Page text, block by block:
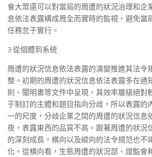
會大眾還可以對當局的周遭的狀況治理和企
息依法表露構成周全而實時的監視，避免當
任務怠于實行。
3.從個體到系統
周遭的狀況信息依法表露的演變推進其法令
整。初期的周遭的狀況信息依法表露多在通
則、闡明書等文件中呈現，其效率層級絕對
于制訂的主體和題目指向分歧，所以表露的
一的尺度，分歧企業之間的周遭的狀況信息
夜，表露東西的品質不高。跟著周遭的狀況
的深刻成長，橫向以及縱向的法令規范也不
化。從橫向看，生態周遭的狀況部、證監會